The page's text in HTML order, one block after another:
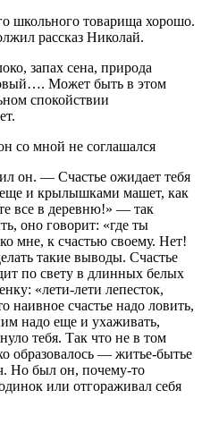
школьного товарища хорошо.
рассказ Николай.
запах сена, природа
Может быть в этом
спокойствии
со мной не соглашался
он. — Счастье ожидает тебя
и крылышками машет, как
все в деревню!» — так
оно говорит: «где ты
мне, к счастью своему. Нет!
такие выводы. Счастье
по свету в длинных белых
«лети-лети лепесток,
наивное счастье надо ловить,
надо еще и ухаживать,
тебя. Так что не в том
образовалось — житье-бытье
Но был он, почему-то
или отгораживал себя